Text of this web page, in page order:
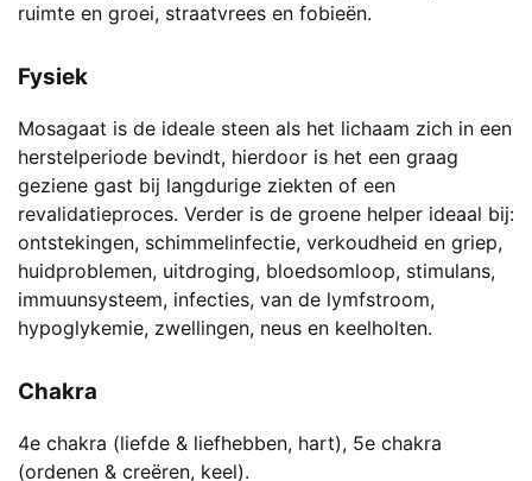
ruimte en groei, straatvrees en fobieën.
Fysiek
Mosagaat is de ideale steen als het lichaam zich in een
herstelperiode bevindt, hierdoor is het een graag
geziene gast bij langdurige ziekten of een
revalidatieproces. Verder is de groene helper ideaal bij:
ontstekingen, schimmelinfectie, verkoudheid en griep,
huidproblemen, uitdroging, bloedsomloop, stimulans,
immuunsysteem, infecties, van de lymfstroom,
hypoglykemie, zwellingen, neus en keelholten.
Chakra
4e chakra (liefde & liefhebben, hart), 5e chakra
(ordenen & creëren, keel).